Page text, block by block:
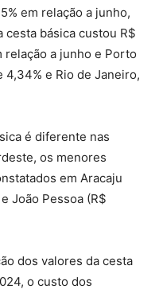
em relação a junho,
básica custou R$
relação a junho e Porto
4,34% e Rio de Janeiro,
é diferente nas
os menores
em Aracaju
João Pessoa (R$
dos valores da cesta
o custo dos